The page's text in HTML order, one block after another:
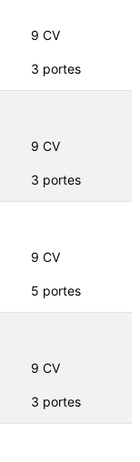
9 CV
3 portes
9 CV
3 portes
9 CV
5 portes
9 CV
3 portes